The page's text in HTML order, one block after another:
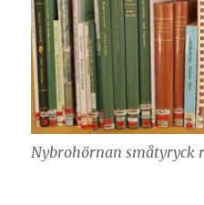
Nybrohörnan småtyryck